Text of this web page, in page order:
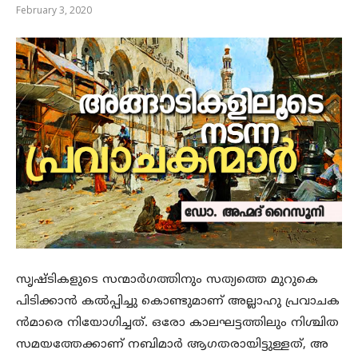
February 3, 2020
സൃഷ്ടികളുടെ സന്മാർഗത്തിനും സത്യത്തെ മുറുകെ
പിടിക്കാൻ കൽപ്പിച്ചു കൊണ്ടുമാണ് അല്ലാഹു പ്രവാചക
ൻമാരെ നിയോഗിച്ചത്. ഒരോ കാലഘട്ടത്തിലും നിശ്ചിത
സമയത്തേക്കാണ് നബിമാർ ആഗതരായിട്ടുള്ളത്, അ